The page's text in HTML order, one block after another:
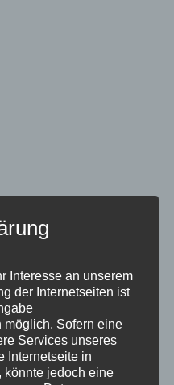
Interesse an unserem
der Internetseiten ist
möglich. Sofern eine
Services unseres
Internetseite in
könnte jedoch eine